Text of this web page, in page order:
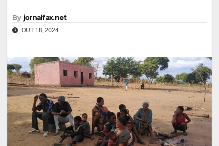
By jornalfax.net
OUT 18, 2024